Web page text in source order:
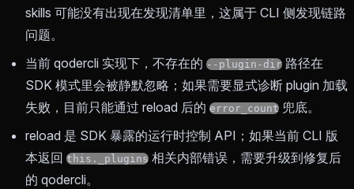
skills 可能没有出现在发现清单里，这属于 CLI 侧发现链路
问题。
当前 qodercli 实现下，不存在的 --plugin-dir 路径在
SDK 模式里会被静默忽略；如果需要显式诊断 plugin 加载
失败，目前只能通过 reload 后的 error_count 兜底。
reload 是 SDK 暴露的运行时控制 API；如果当前 CLI 版
本返回 this._plugins 相关内部错误，需要升级到修复后
的 qodercli。